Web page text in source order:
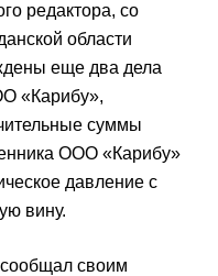
редактора, со
области
еще два дела
«Карибу»,
суммы
ООО «Карибу»
давление с
вину.
своим